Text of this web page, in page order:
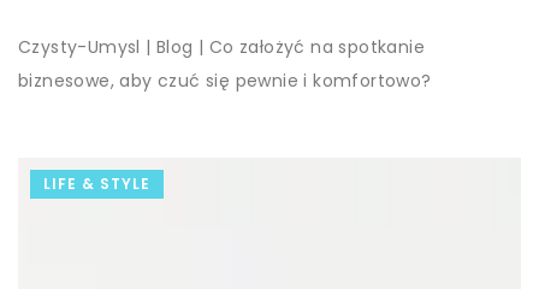
Czysty-Umysl |Blog | Co założyć na spotkanie
biznesowe, aby czuć się pewnie i komfortowo?
LIFE & STYLE